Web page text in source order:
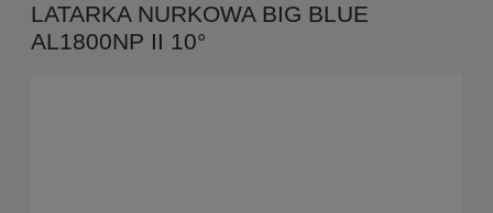
LATARKA NURKOWA BIG BLUE
AL1800NP II 10°